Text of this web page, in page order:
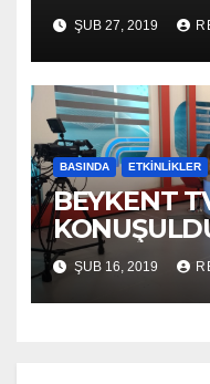
ŞUB 27, 2019
BASINDA ETKINLIKLER
BEYKENT
ŞUB 16, 2019